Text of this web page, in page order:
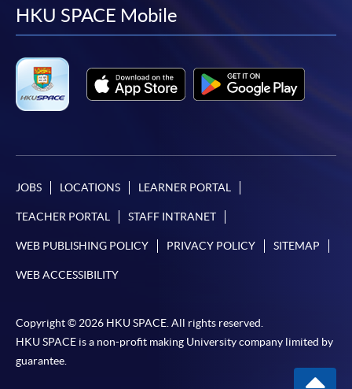
facebook
youtube
linkedin
HKU SPACE Mobile
JOBS LOCATIONS LEARNER PORTAL
TEACHER PORTAL STAFF INTRANET
WEB PUBLISHING POLICY PRIVACY POLICY SITEMAP
WEB ACCESSIBILITY
Copyright © 2026 HKU SPACE. All rights reserved.
HKU SPACE is a non-profit making University company limited by
guarantee.